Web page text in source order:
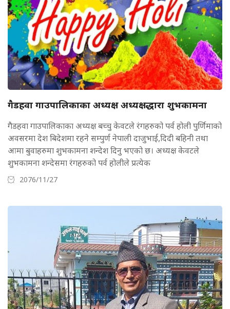
गैडहवा गाउपालिकाका अध्यक्ष अध्यक्षद्धारा शुभकामना
गैडहवा गाउपालिकाका अध्यक्ष बच्चु केवटले रंगहरुको पर्व होली पुर्णिमाको
अवसरमा देश बिदेशमा रहने सम्पुर्ण नेपाली दाजुभाई,दिदी बहिनी तथा
आमा बुवाहरुमा शुभकामना शन्देश दिनु भएको छ। अध्यक्ष केवटले
शुभकामना शन्देसमा रंगहरुको पर्व होलीले प्रत्येक
2076/11/27